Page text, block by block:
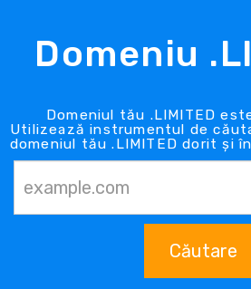
Domeniu
Domeniul tău .LIMITED
Utilizează instrumentul de
domeniul tău .LIMITED dorit și
Căutare